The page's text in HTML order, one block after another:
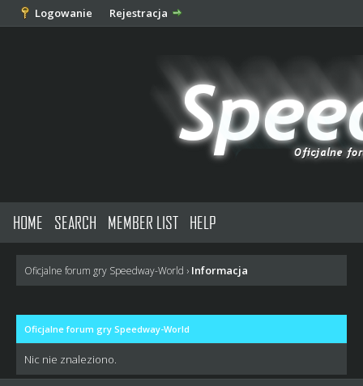
Logowanie Rejestracja
HOME SEARCH MEMBER LIST HELP
Oficjalne forum gry Speedway-World › Informacja
Oficjalne forum gry Speedway-World
Nic nie znaleziono.